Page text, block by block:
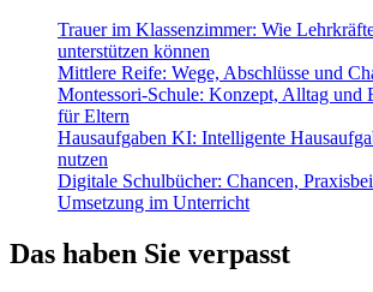
Trauer im Klassenzimmer: Wie
unterstützen können
Mittlere Reife: Wege, Abschlüsse und
Montessori-Schule: Konzept, Alltag und
für Eltern
Hausaufgaben KI: Intelligente
nutzen
Digitale Schulbücher: Chancen,
Umsetzung im Unterricht
Das haben Sie verpasst